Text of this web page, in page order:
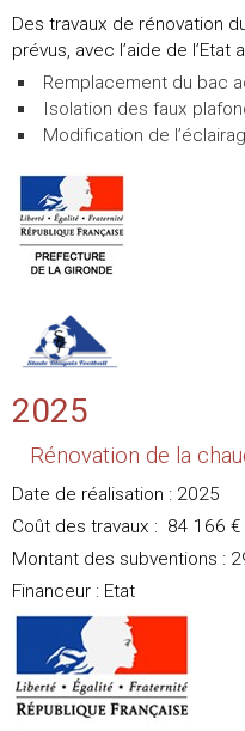
Des travaux de rénovation
prévus, avec l’aide de l’Etat
Remplacement du bac
Isolation des faux
Modification de
2025
Rénovation de la
Date de réalisation : 2025
Coût des travaux : 84 166
Montant des subventions :
Financeur : Etat